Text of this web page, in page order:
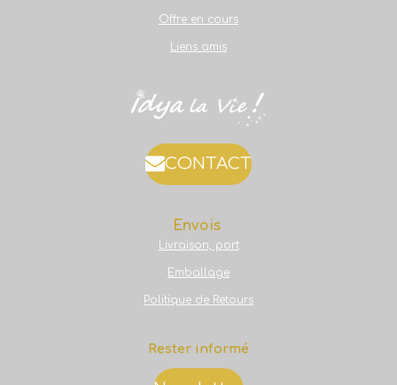
Offre en cours
Liens amis
CONTACT
Envois
Livraison, port
Emballage
Politique de Retours
Rester informé